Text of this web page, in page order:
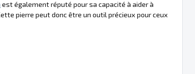
est également réputé pour sa capacité à aider à
pierre peut donc être un outil précieux pour ceux